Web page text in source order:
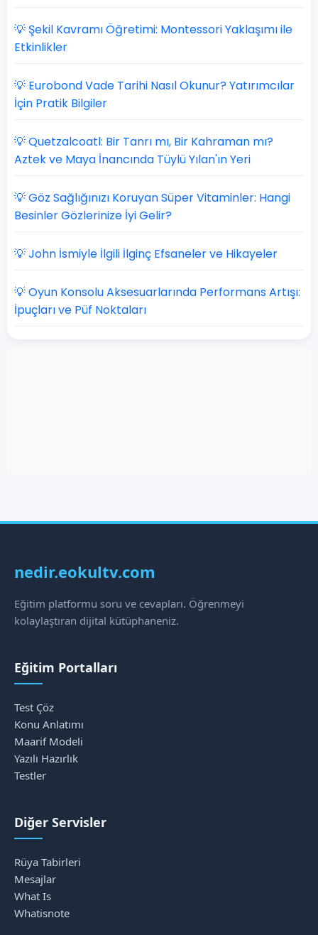
💡 Şekil Kavramı Öğretimi: Montessori Yaklaşımı ile
Etkinlikler
💡 Eurobond Vade Tarihi Nasıl Okunur? Yatırımcılar
İçin Pratik Bilgiler
💡 Quetzalcoatl: Bir Tanrı mı, Bir Kahraman mı?
Aztek ve Maya İnancında Tüylü Yılan'ın Yeri
💡 Göz Sağlığınızı Koruyan Süper Vitaminler: Hangi
Besinler Gözlerinize İyi Gelir?
💡 John İsmiyle İlgili İlginç Efsaneler ve Hikayeler
💡 Oyun Konsolu Aksesuarlarında Performans Artışı:
İpuçları ve Püf Noktaları
nedir.eokultv.com
Eğitim platformu soru ve cevapları. Öğrenmeyi
kolaylaştıran dijital kütüphaneniz.
Eğitim Portalları
Test Çöz
Konu Anlatımı
Maarif Modeli
Yazılı Hazırlık
Testler
Diğer Servisler
Rüya Tabirleri
Mesajlar
What Is
Whatisnote